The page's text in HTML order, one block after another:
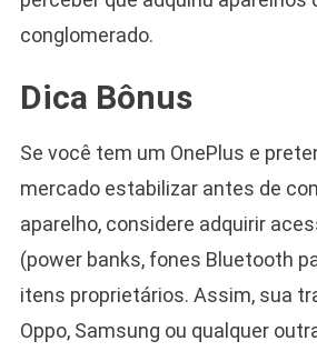
conglomerado.
Dica Bônus
Se você tem um OnePlus e
mercado estabilizar antes de
aparelho, considere adquirir
(power banks, fones Bluetooth
itens proprietários. Assim, sua
Oppo, Samsung ou qualquer